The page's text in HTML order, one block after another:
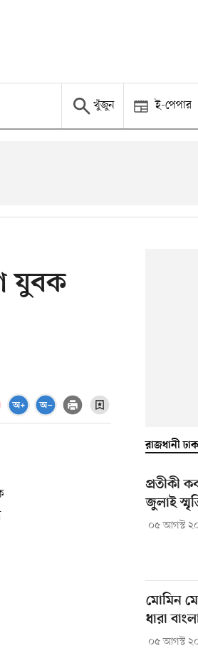
খুঁজুন ই-পেপার
যুবক
রাজধানী
প্রতীকী
জুলাই
০৫ আগস্ট
মোমিন
ধারা
০৫ আগস্ট